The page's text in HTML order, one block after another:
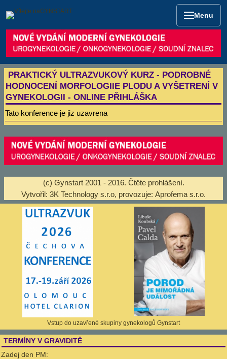
Menu
TERMÍNY V GRAVIDITĚ
Zadej den PM:
Vstup do uzavřené skupiny gynekologů Gynstart
PRAKTICKÝ ULTRAZVUKOVÝ KURZ - PODROBNÉ
HODNOCENÍ MORFOLOGIIE PLODU A VYŠETRENÍ V
GYNEKOLOGII - ONLINE PŘIHLÁŠKA
Tato konference je jiz uzavrena
(c) Gynstart 2001 - 2016. Čtěte prohlášení.
Vytvořil: 3K Technology s.r.o, provozuje: Aprofema s.r.o.